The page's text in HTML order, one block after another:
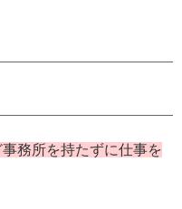
務所を持たずに仕事を